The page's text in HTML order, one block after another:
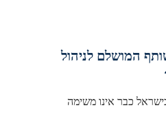
המושלם לניהול